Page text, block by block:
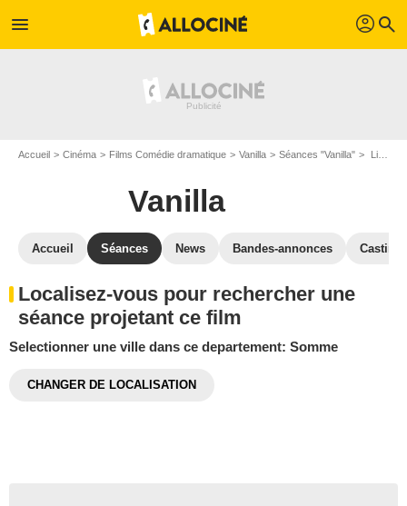
menu profil search
Accueil Cinéma Films Comédie dramatique Vanilla Séances "Vanilla" Lieux projetant le film Vanilla: Somme
Vanilla
Accueil Séances News Bandes-annonces Casting
Localisez-vous pour rechercher une
séance projetant ce film
Selectionner une ville dans ce departement: Somme
CHANGER DE LOCALISATION